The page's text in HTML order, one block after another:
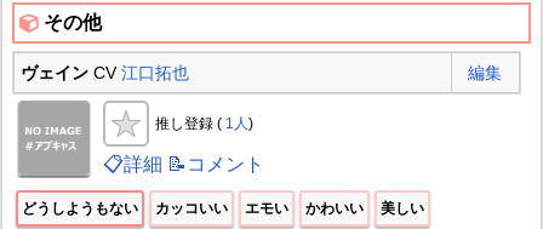
その他
ヴェインCV江口拓也 編集
推し登録 ( 1人 )
📋詳細 📝コメント
どうしようもない カッコいい エモい かわいい 美しい